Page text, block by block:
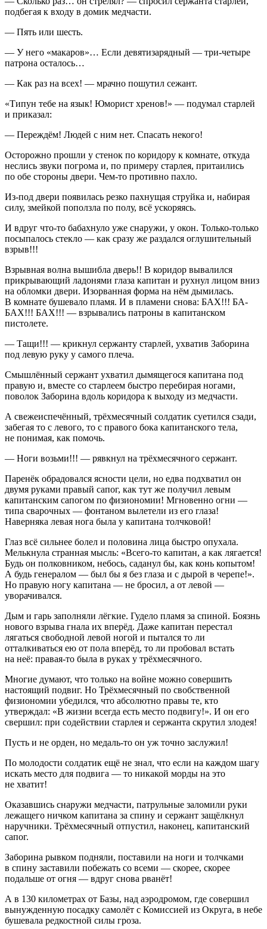
подбегая к входу в домик медчасти.
— Пять или шесть.
— У него «макаров»… Если девятизарядный — три-четыре
патрона осталось…
— Как раз на всех! — мрачно пошутил сежант.
«Типун тебе на язык! Юморист хренов!» — подумал старлей
и приказал:
— Переждём! Людей с ним нет. Спасать некого!
Осторожно прошли у стенок по коридору к комнате, откуда
неслись звуки погрома и, по примеру старлея, притаились
по обе стороны двери. Чем-то противно пахло.
Из-под двери появилась резко пахнущая струйка и, набирая
силу, змейкой поползла по полу, всё ускоряясь.
И вдруг что-то бабахнуло уже снаружи, у окон. Только-только
посыпалось стекло — как сразу же раздался оглушительный
взрыв!!!
Взрывная волна вышибла дверь!! В коридор вывалился
прикрывающий ладонями глаза капитан и рухнул лицом вниз
на обломки двери. Изорванная форма на нём дымилась.
В комнате бушевало пламя. И в пламени снова: БАХ!!! БА-
БАХ!!! БАХ!!! — взрывались патроны в капитанском
пистолете.
— Тащи!!! — крикнул сержанту старлей, ухватив Заборина
под левую руку у самого плеча.
Смышлённый сержант ухватил дымящегося капитана под
правую и, вместе со старлеем быстро перебирая ногами,
поволок Заборина вдоль коридора к выходу из медчасти.
А свежеиспечённый, трёхмесячный солдатик суетился сзади,
забегая то с левого, то с правого бока капитанского тела,
не понимая, как помочь.
— Ноги возьми!!! — рявкнул на трёхмесячного сержант.
Паренёк обрадовался ясности цели, но едва подхватил он
двумя руками правый сапог, как тут же получил левым
капитанским сапогом по физиономии! Мгновенно огни —
типа сварочных — фонтаном вылетели из его глаза!
Наверняка левая нога была у капитана толчковой!
Глаз всё сильнее болел и половина лица быстро опухала.
Мелькнула странная мысль: «Всего-то капитан, а как лягается!
Будь он полковником, небось, саданул бы, как конь копытом!
А будь генералом — был бы я без глаза и с дырой в черепе!».
Но правую ногу капитана — не бросил, а от левой —
уворачивался.
Дым и гарь заполняли лёгкие. Гудело пламя за спиной. Боязнь
нового взрыва гнала их вперёд. Даже капитан перестал
лягаться свободной левой ногой и пытался то ли
отталкиваться ею от пола вперёд, то ли пробовал встать
на неё: правая-то была в руках у трёхмесячного.
Многие думают, что только на войне можно совершить
настоящий подвиг. Но Трёхмесячный по свобственной
физиономии убедился, что абсолютно правы те, кто
утверждал: «В жизни всегда есть место подвигу!». И он его
свершил: при содействии старлея и сержанта скрутил злодея!
Пусть и не орден, но медаль-то он уж точно заслужил!
По молодости солдатик ещё не знал, что если на каждом шагу
искать место для подвига — то никакой морды на это
не хватит!
Оказавшись снаружи медчасти, патрульные заломили руки
лежащего ничком капитана за спину и сержант защёлкнул
наручники. Трёхмесячный отпустил, наконец, капитанский
сапог.
Заборина рывком подняли, поставили на ноги и толчками
в спину заставили побежать со всеми — скорее, скорее
подальше от огня — вдруг снова рванёт!
А в 130 километрах от Базы, над аэродромом, где совершил
вынужденную посадку самолёт с Комиссией из Округа, в небе
бушевала редкостной силы гроза.